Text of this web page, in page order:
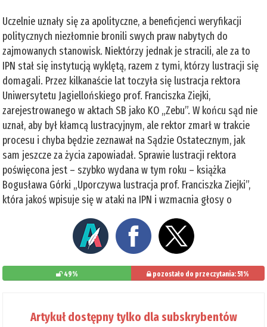
Uczelnie uznały się za apolityczne, a beneficjenci weryfikacji
politycznych niezłomnie bronili swych praw nabytych do
zajmowanych stanowisk. Niektórzy jednak je stracili, ale za to
IPN stał się instytucją wyklętą, razem z tymi, którzy lustracji się
domagali. Przez kilkanaście lat toczyła się lustracja rektora
Uniwersytetu Jagiellońskiego prof. Franciszka Ziejki,
zarejestrowanego w aktach SB jako KO „Zebu”. W końcu sąd nie
uznał, aby był kłamcą lustracyjnym, ale rektor zmarł w trakcie
procesu i chyba będzie zeznawał na Sądzie Ostatecznym, jak
sam jeszcze za życia zapowiadał. Sprawie lustracji rektora
poświęcona jest – szybko wydana w tym roku – książka
Bogusława Górki „Uporczywa lustracja prof. Franciszka Ziejki”,
która jakoś wpisuje się w ataki na IPN i wzmacnia głosy o
49% pozostało do przeczytania: 51%
Artykuł dostępny tylko dla subskrybentów